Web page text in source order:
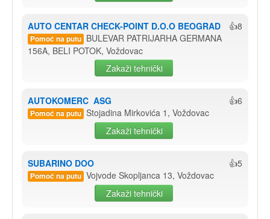
AUTO CENTAR CHECK-POINT D.O.O BEOGRAD 👍8
Pomoć na putu BULEVAR PATRIJARHA GERMANA
156A, BELI POTOK, Voždovac
Zakaži tehnički
AUTOKOMERC  ASG 👍6
Pomoć na putu Stojadina Mirkovića 1, Voždovac
Zakaži tehnički
SUBARINO DOO 👍5
Pomoć na putu Vojvode Skopljanca 13, Voždovac
Zakaži tehnički